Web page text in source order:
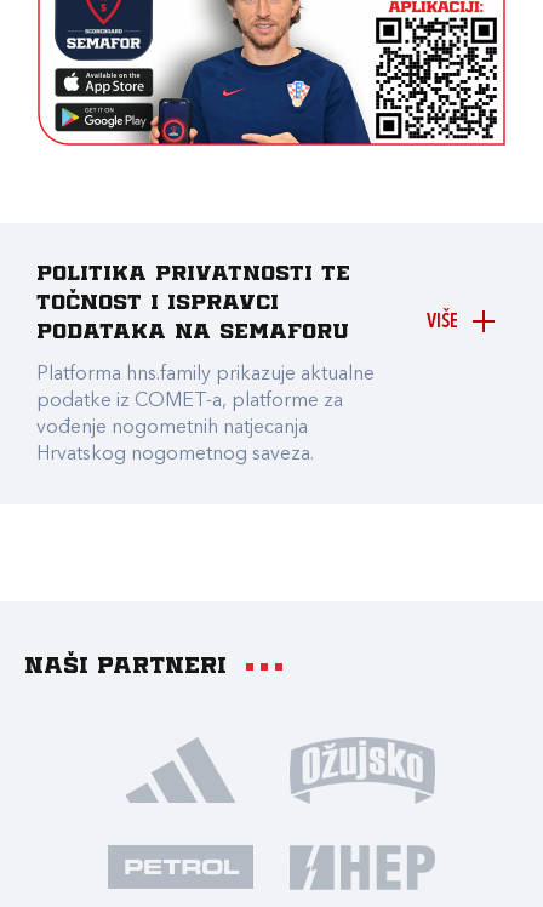
VIŠE
Politika privatnosti te
točnost i ispravci
podataka na Semaforu
Platforma hns.family prikazuje aktualne
podatke iz COMET-a, platforme za
vođenje nogometnih natjecanja
Hrvatskog nogometnog saveza.
Naši partneri